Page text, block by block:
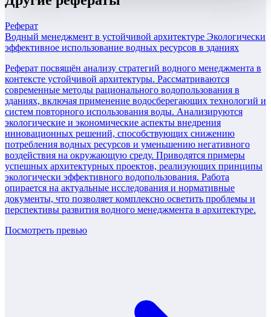
Реферат
Водный менеджмент в устойчивой архитектуре Экологически
эффективное использование водных ресурсов в зданиях
Реферат посвящён анализу стратегий водного менеджмента в
контексте устойчивой архитектуры. Рассматриваются
современные методы рационального водопользования в
зданиях, включая применение водосберегающих технологий и
систем повторного использования воды. Анализируются
экологические и экономические аспекты внедрения
инновационных решений, способствующих снижению
потребления водных ресурсов и уменьшению негативного
воздействия на окружающую среду. Приводятся примеры
успешных архитектурных проектов, реализующих принципы
экологически эффективного водопользования. Работа
опирается на актуальные исследования и нормативные
документы, что позволяет комплексно осветить проблемы и
перспективы развития водного менеджмента в архитектуре.
Посмотреть превью